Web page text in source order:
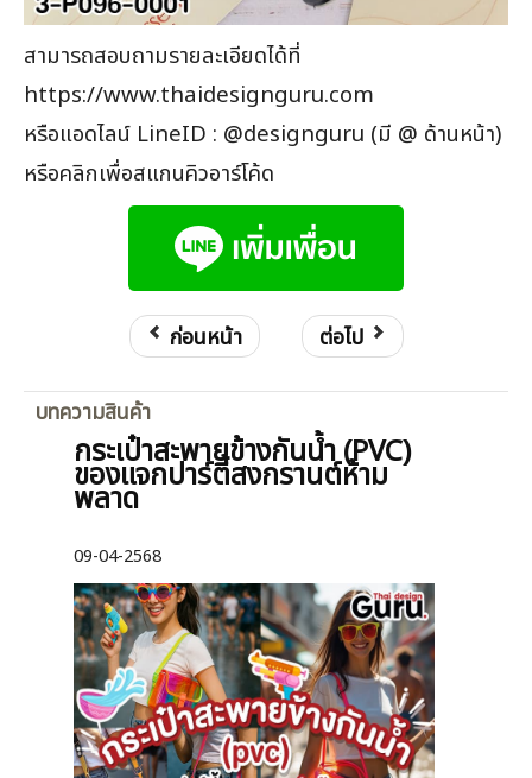
สามารถสอบถามรายละเอียดได้ที่
https://www.thaidesignguru.com
หรือแอดไลน์ LineID : @designguru (มี @ ด้านหน้า)
หรือคลิกเพื่อสแกนคิวอาร์โค้ด
ก่อนหน้า ต่อไป
บทความสินค้า
กระเป๋าสะพายข้างกันน้ำ (PVC)
ของแจกปาร์ตี้สงกรานต์ห้าม
พลาด
09-04-2568